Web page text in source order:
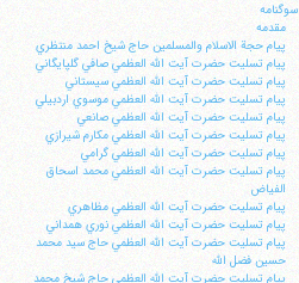
سوگنامه
مقدمه
پيام حجة الاسلام والمسلمين حاج شيخ احمد منتظري
پيام تسليت حضرت آيت الله العظمي صافي گلپايگاني
پيام تسليت حضرت آيت الله العظمي سيستاني
پيام تسليت حضرت آيت الله العظمي موسوي اردبيلي
پيام تسليت حضرت آيت الله العظمي صانعي
پيام تسليت حضرت آيت الله العظمي مكارم شيرازي
پيام تسليت حضرت آيت الله العظمي گرامي
پيام تسليت حضرت آيت الله العظمي محمد اسحاق
الفياض
پيام تسليت حضرت آيت الله العظمي مظاهري
پيام تسليت حضرت آيت الله العظمي نوري همداني
پيام تسليت حضرت آيت الله العظمي حاج سيد محمد
حسين فضل الله
پيام تسليت حضرت آيت الله العظمي حاج شيخ محمد